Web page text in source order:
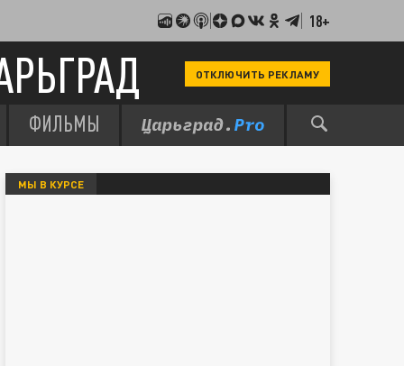
18+
ОТКЛЮЧИТЬ РЕКЛАМУ
ФИЛЬМЫ
МЫ В КУРСЕ